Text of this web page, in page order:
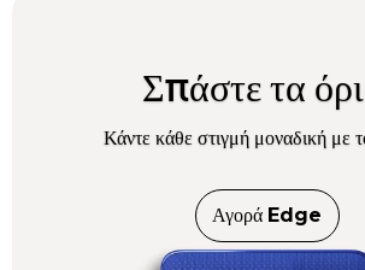
Σπάστε τα
Κάντε κάθε στιγμή μοναδική με
Αγορά Edge